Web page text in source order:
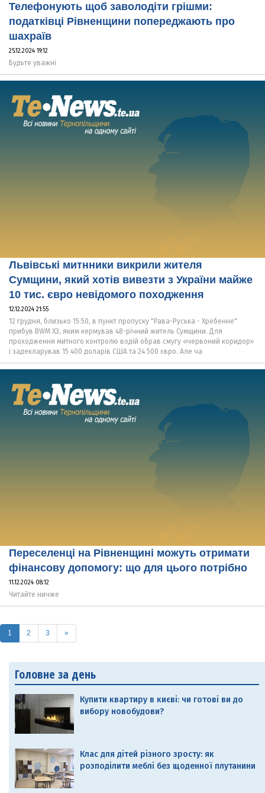
Телефонують щоб заволодіти грішми:
податківці Рівненщини попереджають про
шахраїв
25.12.2024 19:12
Будьте уважні
Львівські митнники викрили жителя
Сумщини, який хотів вивезти з України майже
10 тис. євро невідомого походження
12.12.2024 21:55
12 грудня, близько 15:50, в пункт пропуску "Рава-Руська - Хребенне"
прибув BWM X3, яким кермував 48-річний житель Сумщини. Для
проходження митного контролю водій обрав смугу «червоний коридор»
і задекларував 15 400 доларів США та 24 500 євро. Але ча
Переселенці на Рівненщині можуть отримати
фінансову допомогу: що для цього потрібно
11.12.2024 08:12
Читайте ничже
1 (current)
2 3 »
Головне за день
Купити квартиру в києві: чи готові ви до
вибору новобудови?
Клас для дітей різного зросту: як
розподілити меблі без щоденної плутанини